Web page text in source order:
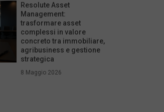
Resolute Asset
Management:
trasformare asset
complessi in valore
concreto tra immobiliare,
agribusiness e gestione
strategica
8 Maggio 2026